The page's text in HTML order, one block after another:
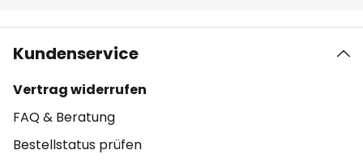
Kundenservice
Vertrag widerrufen
FAQ & Beratung
Bestellstatus prüfen